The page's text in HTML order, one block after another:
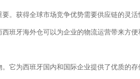
。获得全球市场竞争优势需要供应链的灵
班牙海外仓可以为企业的物流运营带来方
它为西班牙国内和国际企业提供了优质的